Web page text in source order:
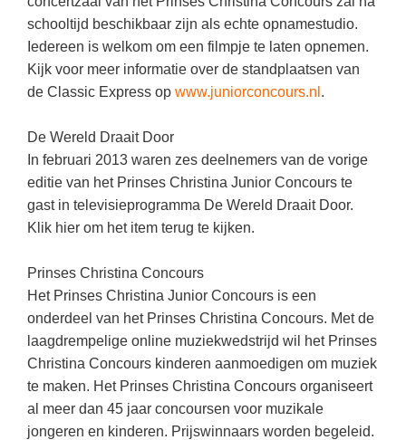
Rekenen / Wiskunde
Scheikunde
Sociale vaardigheden
Studievaardigheden
Topografie
Verkeer
Verzorging
THEMA'S
Budgetteren
De boerderij
Duurzaamheid
Media
Nederlands
Studievaardigheden
Taalvaardigheden
LESMATERIAAL
Biologie
Geld PO
Geld VO
Geschiedenis
Maatschappijleer
schooltijd beschikbaar zijn als echte opnamestudio.
Iedereen is welkom om een filmpje te laten opnemen.
Kijk voor meer informatie over de standplaatsen van
de Classic Express op www.juniorconcours.nl .
De Wereld Draait Door
In februari 2013 waren zes deelnemers van de vorige
editie van het Prinses Christina Junior Concours te
gast in televisieprogramma De Wereld Draait Door.
Klik hier om het item terug te kijken.
Prinses Christina Concours
Het Prinses Christina Junior Concours is een
onderdeel van het Prinses Christina Concours. Met de
laagdrempelige online muziekwedstrijd wil het Prinses
Christina Concours kinderen aanmoedigen om muziek
te maken. Het Prinses Christina Concours organiseert
al meer dan 45 jaar concoursen voor muzikale
jongeren en kinderen. Prijswinnaars worden begeleid.